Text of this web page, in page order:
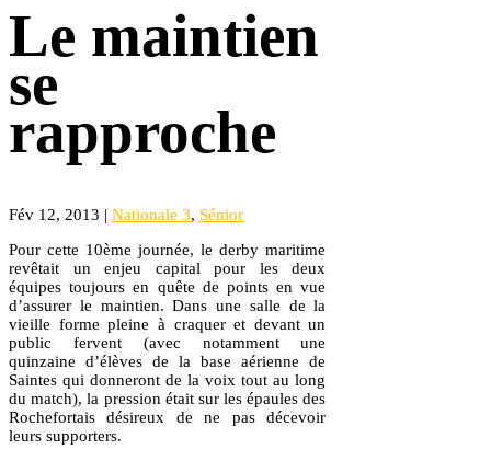
Le maintien
se
rapproche
Fév 12, 2013 | Nationale 3, Sénior
Pour cette 10ème journée, le derby maritime
revêtait un enjeu capital pour les deux
équipes toujours en quête de points en vue
d’assurer le maintien. Dans une salle de la
vieille forme pleine à craquer et devant un
public fervent (avec notamment une
quinzaine d’élèves de la base aérienne de
Saintes qui donneront de la voix tout au long
du match), la pression était sur les épaules des
Rochefortais désireux de ne pas décevoir
leurs supporters.